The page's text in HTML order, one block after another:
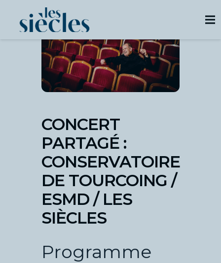
CONCERT
PARTAGÉ :
CONSERVATOIRE
DE TOURCOING /
ESMD / LES
SIÈCLES
Programme